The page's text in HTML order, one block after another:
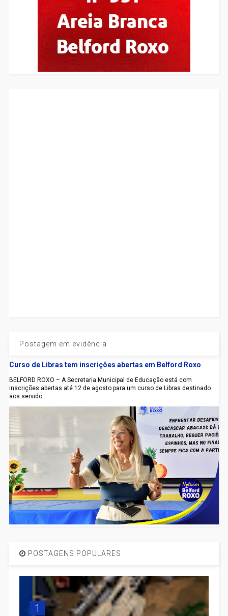
Postagem em evidência
Curso de Libras tem inscrições abertas em Belford Roxo
BELFORD ROXO – A Secretaria Municipal de Educação está com
inscrições abertas até 12 de agosto para um curso de Libras destinado
aos servido...
POSTAGENS POPULARES
1